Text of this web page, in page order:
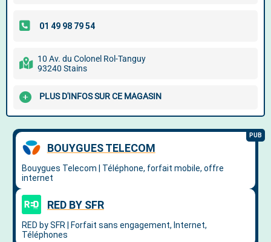
10 Av. du Colonel Rol-Tanguy
93240 Stains
PLUS D'INFOS SUR CE MAGASIN